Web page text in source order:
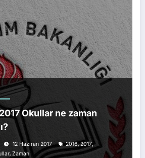
Okullar ne zaman
12 Haziran 2017 2016,2017,
, Zaman